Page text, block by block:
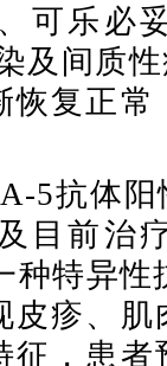
可乐必
及间质
恢复正
5抗体
目前治
种特异
皮疹、
征，患